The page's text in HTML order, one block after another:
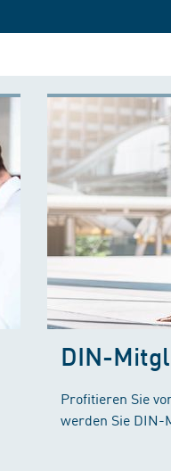
DIN-
Profitieren Sie
werden Sie DIN-